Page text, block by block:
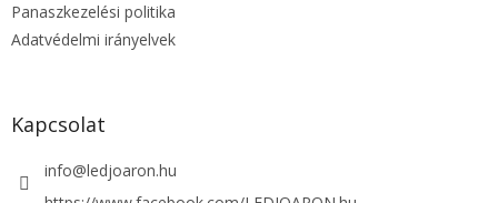
Panaszkezelési politika
Adatvédelmi irányelvek
Kapcsolat
info@ledjoaron.hu